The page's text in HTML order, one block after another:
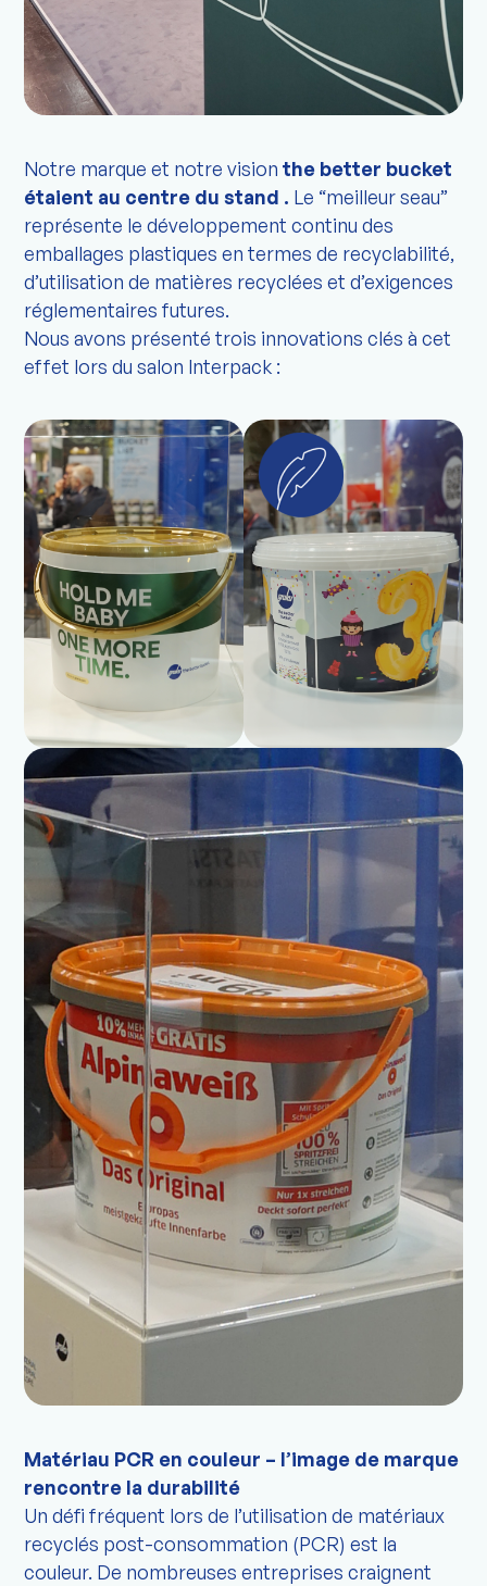
Notre marque et notre visionthe better bucket
étaient au centre du stand . Le “meilleur seau”
représente le développement continu des
emballages plastiques en termes de recyclabilité,
d’utilisation de matières recyclées et d’exigences
réglementaires futures.
Nous avons présenté trois innovations clés à cet
effet lors du salon Interpack :
Matériau PCR en couleur – l’image de marque
rencontre la durabilité
Un défi fréquent lors de l’utilisation de matériaux
recyclés post-consommation (PCR) est la
couleur. De nombreuses entreprises craignent